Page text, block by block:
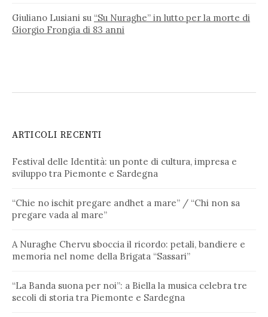
Giuliano Lusiani su “Su Nuraghe” in lutto per la morte di
Giorgio Frongia di 83 anni
ARTICOLI RECENTI
Festival delle Identità: un ponte di cultura, impresa e
sviluppo tra Piemonte e Sardegna
“Chie no ischit pregare andhet a mare” / “Chi non sa
pregare vada al mare”
A Nuraghe Chervu sboccia il ricordo: petali, bandiere e
memoria nel nome della Brigata “Sassari”
“La Banda suona per noi”: a Biella la musica celebra tre
secoli di storia tra Piemonte e Sardegna